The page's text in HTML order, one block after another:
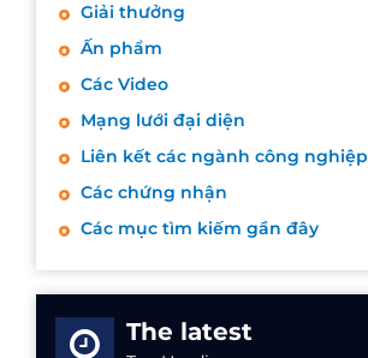
Giải thưởng
Ấn phẩm
Các Video
Mạng lưới đại diện
Liên kết các ngành công nghiệp
Các chứng nhận
Các mục tìm kiếm gần đây
The latest